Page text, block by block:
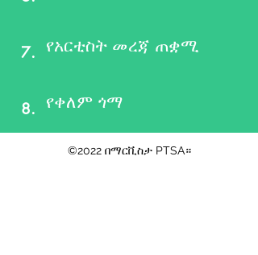
7. የአርቲስት መረጃ ጠቋሚ
8. የቀለም ጎማ
©2022 በማርቪስታ PTSA።